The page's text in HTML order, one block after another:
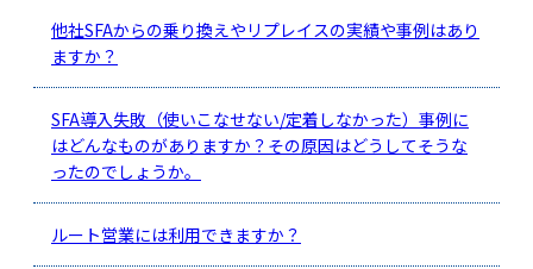
他社SFAからの乗り換えやリプレイスの実績や事例はあり
ますか？
SFA導入失敗（使いこなせない/定着しなかった）事例に
はどんなものがありますか？その原因はどうしてそうな
ったのでしょうか。
ルート営業には利用できますか？